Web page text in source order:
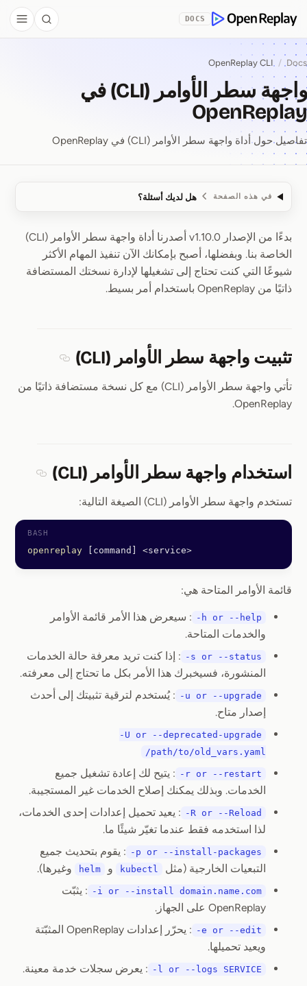
OpenReplay
DOCS
Search
Docs
/
OpenReplay CLI
واجهة سطر الأوامر (CLI) في
OpenReplay
تفاصيل حول أداة واجهة سطر الأوامر (CLI) في OpenReplay
في هذه الصفحة هل لديك أسئلة؟
واجهة سطر الأوامر (CLI) في OpenReplay
بدءًا من الإصدار v1.10.0 أصدرنا أداة واجهة سطر الأوامر (CLI)
الخاصة بنا. وبفضلها، أصبح بإمكانك الآن تنفيذ المهام الأكثر
شيوعًا التي كنت تحتاج إلى تشغيلها لإدارة نسختك المستضافة
ذاتيًا من OpenReplay باستخدام أمر بسيط.
تثبيت واجهة سطر الأوامر (CLI)
تأتي واجهة سطر الأوامر (CLI) مع كل نسخة مستضافة ذاتيًا من
OpenReplay.
استخدام واجهة سطر الأوامر (CLI)
تستخدم واجهة سطر الأوامر (CLI) الصيغة التالية:
openreplay [command] <service>
قائمة الأوامر المتاحة هي:
-h or --help : سيعرض هذا الأمر قائمة الأوامر
والخدمات المتاحة.
-s or --status : إذا كنت تريد معرفة حالة الخدمات
المنشورة، فسيخبرك هذا الأمر بكل ما تحتاج إلى معرفته.
-u or --upgrade : يُستخدم لترقية تثبيتك إلى أحدث
إصدار متاح.
-U or --deprecated-upgrade
/path/to/old_vars.yaml
-r or --restart : يتيح لك إعادة تشغيل جميع
الخدمات. وبذلك يمكنك إصلاح الخدمات غير المستجيبة.
-R or --Reload : يعيد تحميل إعدادات إحدى الخدمات،
لذا استخدمه فقط عندما تغيّر شيئًا ما.
-p or --install-packages : يقوم بتحديث جميع
التبعيات الخارجية (مثل
kubectl و helm وغيرها).
-i or --install domain.name.com : يثبّت
OpenReplay على الجهاز.
-e or --edit
: يحرّر إعدادات OpenReplay المثبّتة
ويعيد تحميلها.
-l or --logs SERVICE : يعرض سجلات خدمة معينة.